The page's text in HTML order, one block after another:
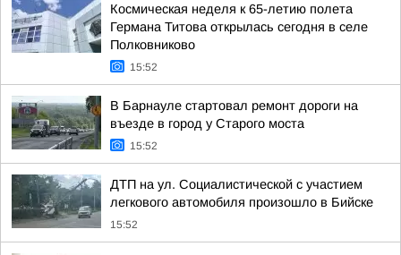
Космическая неделя к 65-летию полета
Германа Титова открылась сегодня в селе
Полковниково
15:52
В Барнауле стартовал ремонт дороги на
въезде в город у Старого моста
15:52
ДТП на ул. Социалистической с участием
легкового автомобиля произошло в Бийске
15:52